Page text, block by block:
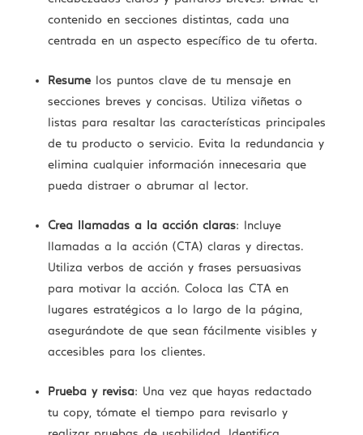
contenido en secciones distintas, cada una
centrada en un aspecto específico de tu oferta.
Resume
los puntos clave de tu mensaje en
secciones breves y concisas. Utiliza viñetas o
listas para resaltar las características principales
de tu producto o servicio. Evita la redundancia y
elimina cualquier información innecesaria que
pueda distraer o abrumar al lector.
Crea llamadas a la acción claras: Incluye
llamadas a la acción (CTA) claras y directas.
Utiliza verbos de acción y frases persuasivas
para motivar la acción. Coloca las CTA en
lugares estratégicos a lo largo de la página,
asegurándote de que sean fácilmente visibles y
accesibles para los clientes.
Prueba y revisa: Una vez que hayas redactado
tu copy, tómate el tiempo para revisarlo y